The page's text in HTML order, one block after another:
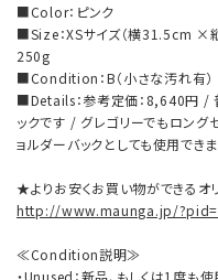
■Color：ピンク
■Size：XSサイズ（横31.5cm ×
250g
■Condition：B（小さな汚れ有）
■Details：参考定価：8,640円 /
ックです / グレゴリーでもロング
ョルダーバックとしても使用でき
★よりお安くお買い物ができるオ
http://www.maunga.jp/
≪Condition説明≫
・Unused：新品、もしくは1度も使